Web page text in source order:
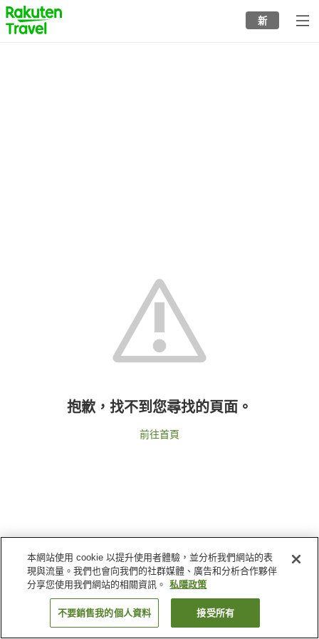
to
top
page
新
抱歉，找不到您尋找的頁面。
前往首頁
本網站使用 cookie 以提升使用者體驗，並分析我們網站的表
現與流量。我們也會向我們的社群媒體、廣告和分析合作夥伴
分享您使用我們網站的相關資訊。
私隱政策
不要銷售我的個人資料 接受所有